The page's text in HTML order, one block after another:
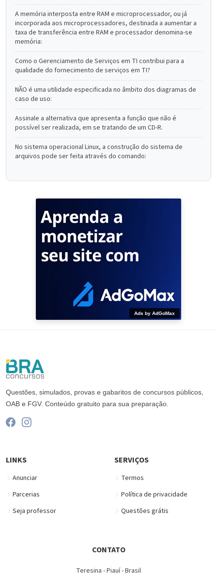
A memória interposta entre RAM e microprocessador, ou já
incorporada aos microprocessadores, destinada a aumentar a
taxa de transferência entre RAM e processador denomina-se
memória:
Como o Gerenciamento de Serviços em TI contribui para a
qualidade do fornecimento de serviços em TI?
NÃO é uma utilidade especificada no âmbito dos diagramas de
caso de uso:
Assinale a alternativa que apresenta a função que não é
possível ser realizada, em se tratando de um CD-R.
No sistema operacional Linux, a construção do sistema de
arquivos pode ser feita através do comando:
Ads by AdGoMax
Questões, simulados, provas e gabaritos de concursos públicos,
OAB e FGV. Conteúdo gratuito para sua preparação.
LINKS
Anunciar
Parcerias
Seja professor
SERVIÇOS
Termos
Política de privacidade
Questões grátis
CONTATO
Teresina - Piauí - Brasil